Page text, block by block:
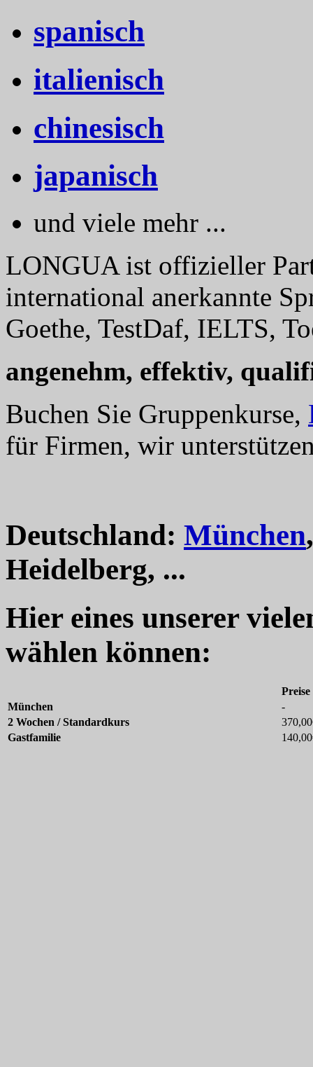
spanisch
italienisch
chinesisch
japanisch
und viele mehr ...
LONGUA ist offizieller
international anerkannte
Goethe, TestDaf, IELTS,
angenehm, effektiv,
Buchen Sie Gruppenkurse,
für Firmen, wir
Deutschland: München
Heidelberg, ...
Hier eines unserer
wählen können:
Preise
München
-
2 Wochen / Standardkurs
Gastfamilie